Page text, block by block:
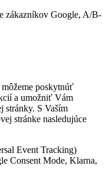
zákazníkov Google, A/B-
poskytnúť
a umožniť Vám
stránky. S Vaším
stránke nasledujúce
Event Tracking)
Consent Mode, Klarna,